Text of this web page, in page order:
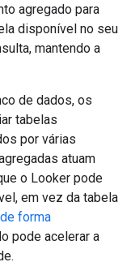
agregado para
disponível no seu
mantendo a
de dados, os
tabelas
por várias
atuam
o Looker pode
em vez da tabela
forma
pode acelerar a